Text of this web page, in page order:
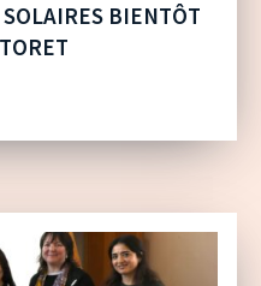
BIENTÔT